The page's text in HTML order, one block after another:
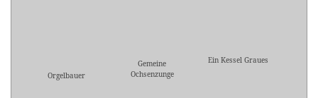
Orgelbauer
Gemeine
Ochsenzunge
Ein Kessel Graues